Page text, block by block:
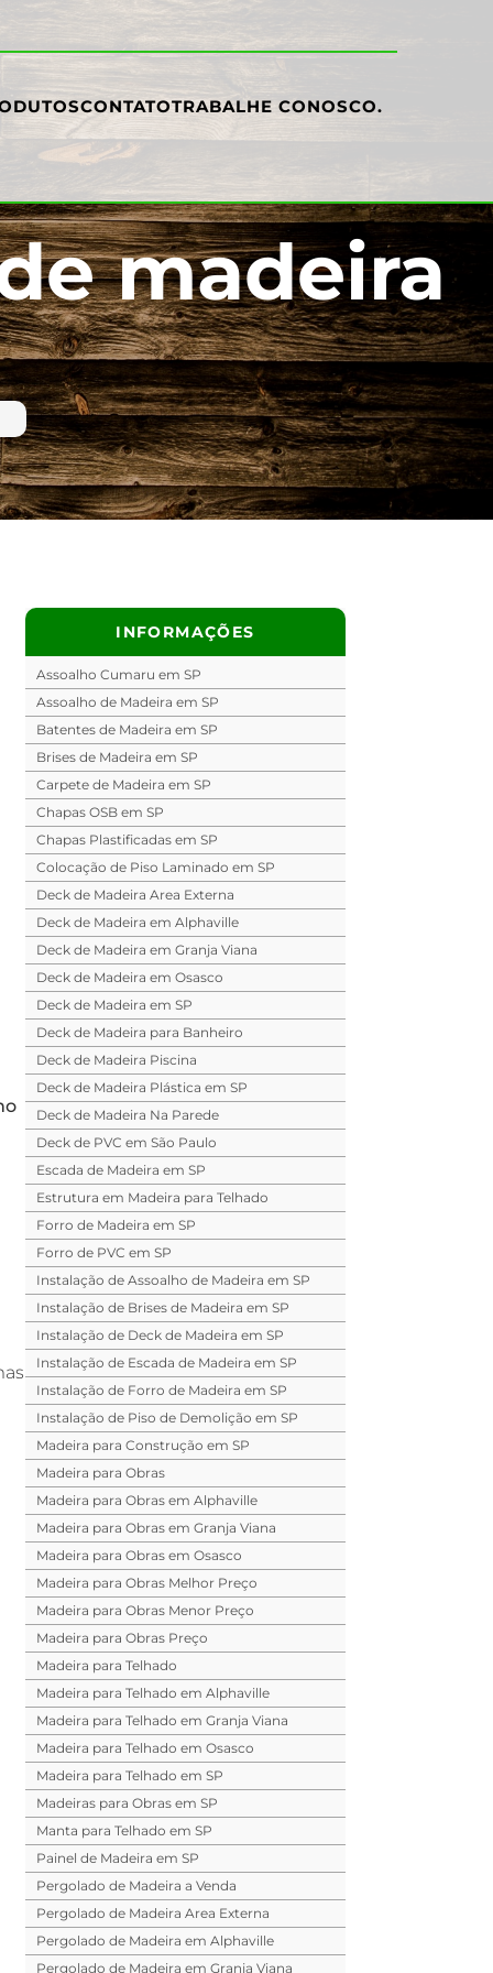
CONTATOTRABALHE CONOSCO.
madeira
INFORMAÇÕES
Assoalho Cumaru em SP
Assoalho de Madeira em SP
Batentes de Madeira em SP
Brises de Madeira em SP
Carpete de Madeira em SP
Chapas OSB em SP
Chapas Plastificadas em SP
Colocação de Piso Laminado em SP
Deck de Madeira Area Externa
Deck de Madeira em Alphaville
Deck de Madeira em Granja Viana
Deck de Madeira em Osasco
Deck de Madeira em SP
Deck de Madeira para Banheiro
Deck de Madeira Piscina
Deck de Madeira Plástica em SP
Deck de Madeira Na Parede
Deck de PVC em São Paulo
Escada de Madeira em SP
Estrutura em Madeira para Telhado
Forro de Madeira em SP
Forro de PVC em SP
Instalação de Assoalho de Madeira em SP
Instalação de Brises de Madeira em SP
Instalação de Deck de Madeira em SP
Instalação de Escada de Madeira em SP
Instalação de Forro de Madeira em SP
Instalação de Piso de Demolição em SP
Madeira para Construção em SP
Madeira para Obras
Madeira para Obras em Alphaville
Madeira para Obras em Granja Viana
Madeira para Obras em Osasco
Madeira para Obras Melhor Preço
Madeira para Obras Menor Preço
Madeira para Obras Preço
Madeira para Telhado
Madeira para Telhado em Alphaville
Madeira para Telhado em Granja Viana
Madeira para Telhado em Osasco
Madeira para Telhado em SP
Madeiras para Obras em SP
Manta para Telhado em SP
Painel de Madeira em SP
Pergolado de Madeira a Venda
Pergolado de Madeira Area Externa
Pergolado de Madeira em Alphaville
Pergolado de Madeira em Granja Viana